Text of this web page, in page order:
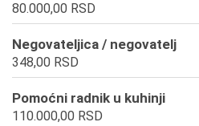
80.000,00 RSD
Negovateljica / negovatelj
348,00 RSD
Pomoćni radnik u kuhinji
110.000,00 RSD